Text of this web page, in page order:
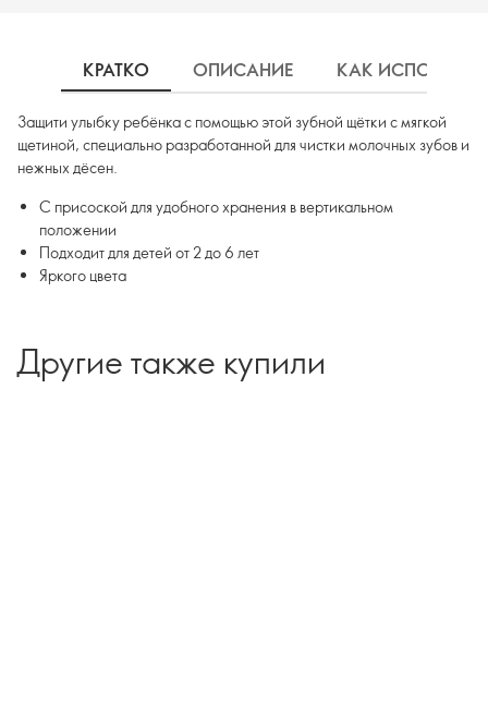
КРАТКО ОПИСАНИЕ КАК
Защити улыбку ребёнка с помощью этой зубной щётки с мягкой
щетиной, специально разработанной для чистки молочных зубов и
нежных дёсен.
С присоской для удобного хранения в вертикальном
положении
Подходит для детей от 2 до 6 лет
Яркого цвета
Другие также купили